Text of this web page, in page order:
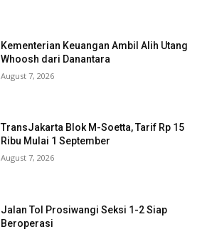
Kementerian Keuangan Ambil Alih Utang
Whoosh dari Danantara
August 7, 2026
TransJakarta Blok M-Soetta, Tarif Rp 15
Ribu Mulai 1 September
August 7, 2026
Jalan Tol Prosiwangi Seksi 1-2 Siap
Beroperasi